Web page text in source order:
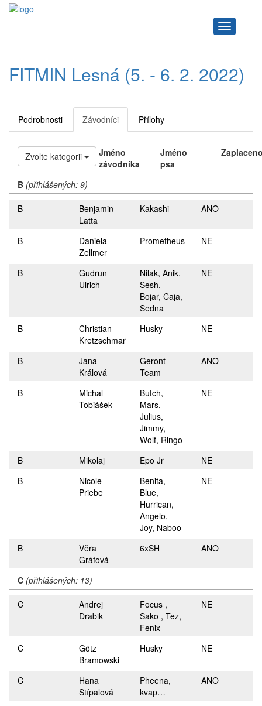
Navigace
FITMIN Lesná (5. - 6. 2. 2022)
Podrobnosti Závodníci Přílohy
Zvolte kategorii
Jméno
závodníka
Jméno
psa
B (přihlášených: 9)
B
Benjamin
Latta
Kakashi ANO
B
Daniela
Zellmer
Prometheus NE
B
Gudrun
Ulrich
Nilak, Anik,
Sesh,
Bojar, Caja,
Sedna
NE
B
Christian
Kretzschmar
Husky NE
B
Jana
Králová
Geront
Team
ANO
B
Michal
Tobiášek
Butch,
Mars,
Julius,
Jimmy,
Wolf, Ringo
NE
B Mikolaj Epo Jr
NE
B
Nicole
Priebe
Benita,
Blue,
Hurrican,
Angelo,
Joy, Naboo
NE
B
Věra
Gráfová
6xSH ANO
C (přihlášených: 13)
C
Andrej
Drabik
Focus ,
Sako , Tez,
Fenix
NE
C
Götz
Bramowski
Husky NE
C
Hana
Štípalová
Pheena,
kvap…
ANO